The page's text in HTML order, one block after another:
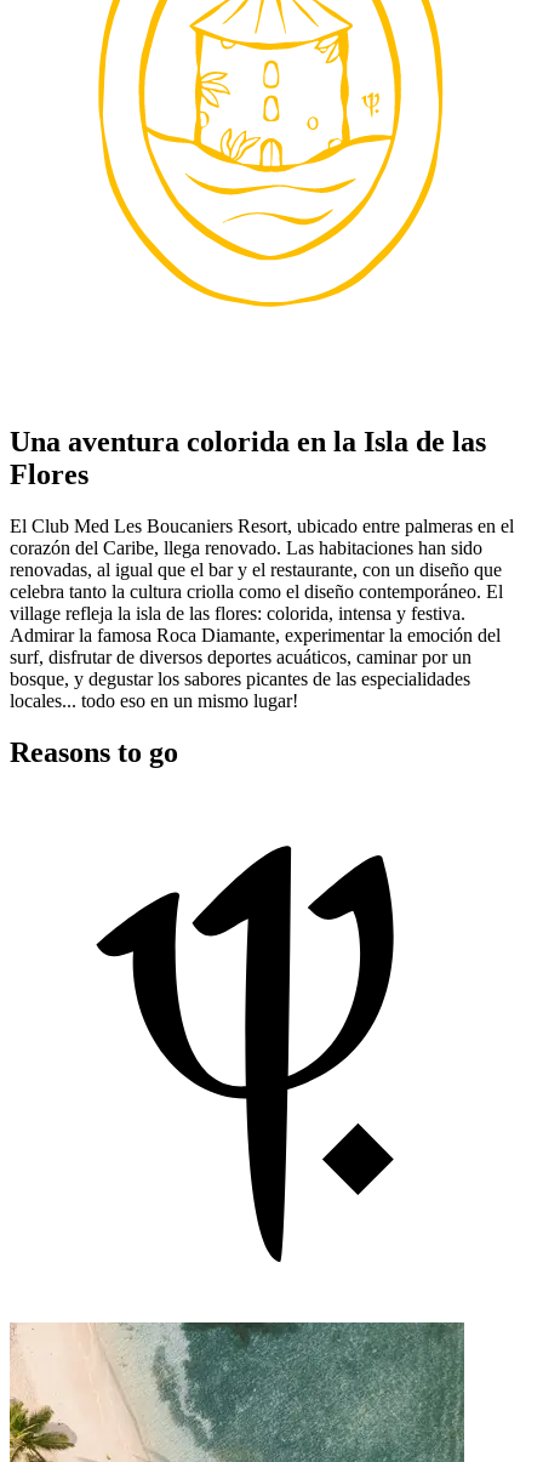
Una aventura colorida en la Isla de las
Flores
El Club Med Les Boucaniers Resort, ubicado entre palmeras en el
corazón del Caribe, llega renovado. Las habitaciones han sido
renovadas, al igual que el bar y el restaurante, con un diseño que
celebra tanto la cultura criolla como el diseño contemporáneo. El
village refleja la isla de las flores: colorida, intensa y festiva.
Admirar la famosa Roca Diamante, experimentar la emoción del
surf, disfrutar de diversos deportes acuáticos, caminar por un
bosque, y degustar los sabores picantes de las especialidades
locales... todo eso en un mismo lugar!
Reasons to go